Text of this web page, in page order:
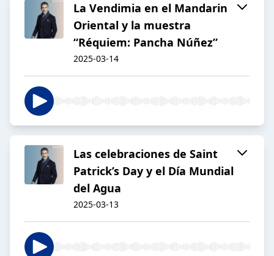
La Vendimia en el Mandarin
Oriental y la muestra
“Réquiem: Pancha Núñez”
2025-03-14
Las celebraciones de Saint
Patrick’s Day y el Día Mundial
del Agua
2025-03-13